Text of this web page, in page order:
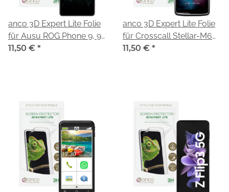
anco 3D Expert Lite Folie
für Ausu ROG Phone 9, 9
Pro
11,50 € *
anco 3D Expert Lite Folie
für Crosscall Stellar-M6
5G
11,50 € *